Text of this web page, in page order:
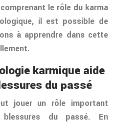
le rôle du karma
il est possible de
à apprendre dans cette
karmique aide
du passé
jouer un rôle important
du passé. En